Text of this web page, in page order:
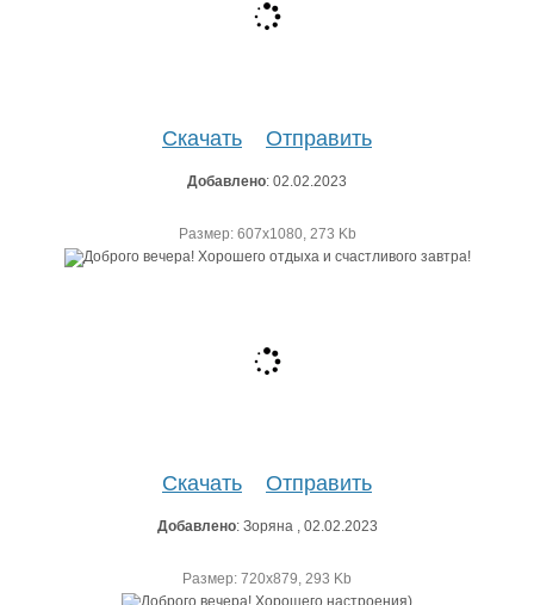
Скачать Отправить
Добавлено: 02.02.2023
Размер: 607х1080, 273 Kb
Скачать Отправить
Добавлено: Зоряна , 02.02.2023
Размер: 720х879, 293 Kb